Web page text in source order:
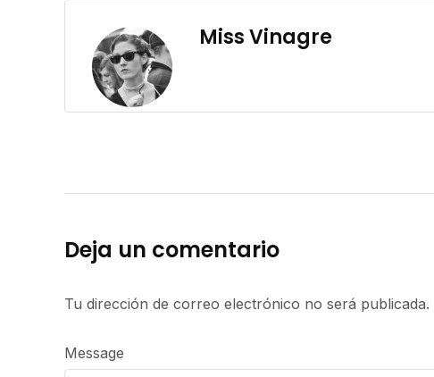
Miss Vinagre
Deja un comentario
Tu dirección de correo electrónico no será publicada.
Message